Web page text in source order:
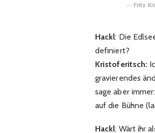
Fritz
Hackl: Die
definiert?
Kristoferitsch:
gravierendes
sage aber
auf die Bühne
Hackl: Wärt ihr